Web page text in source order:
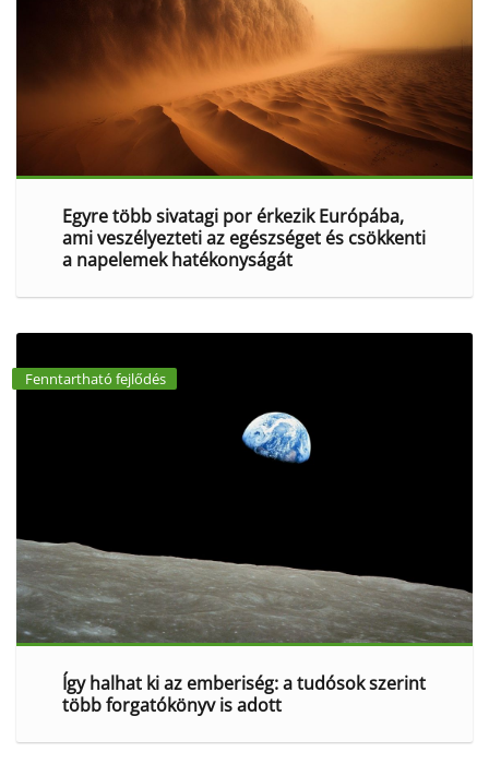
Egyre több sivatagi por érkezik Európába,
ami veszélyezteti az egészséget és csökkenti
a napelemek hatékonyságát
Fenntartható fejlődés
Így halhat ki az emberiség: a tudósok szerint
több forgatókönyv is adott